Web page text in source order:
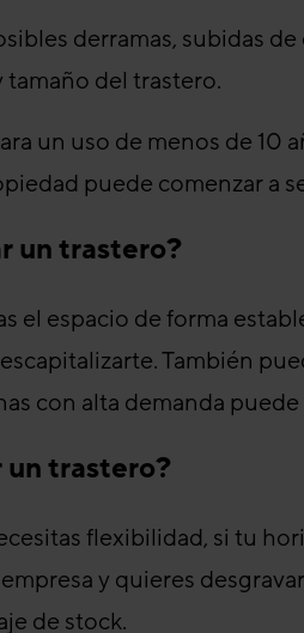
derramas, subidas
del trastero.
un uso de menos de
puede comenzar a
un trastero?
el espacio de forma
También
con alta demanda puede
un trastero?
flexibilidad, si tu
y quieres
de stock.